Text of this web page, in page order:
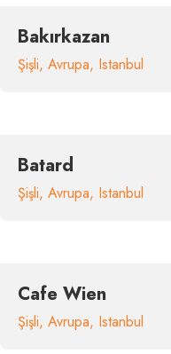
Bakırkazan
Şişli, Avrupa, Istanbul
Batard
Şişli, Avrupa, Istanbul
Cafe Wien
Şişli, Avrupa, Istanbul